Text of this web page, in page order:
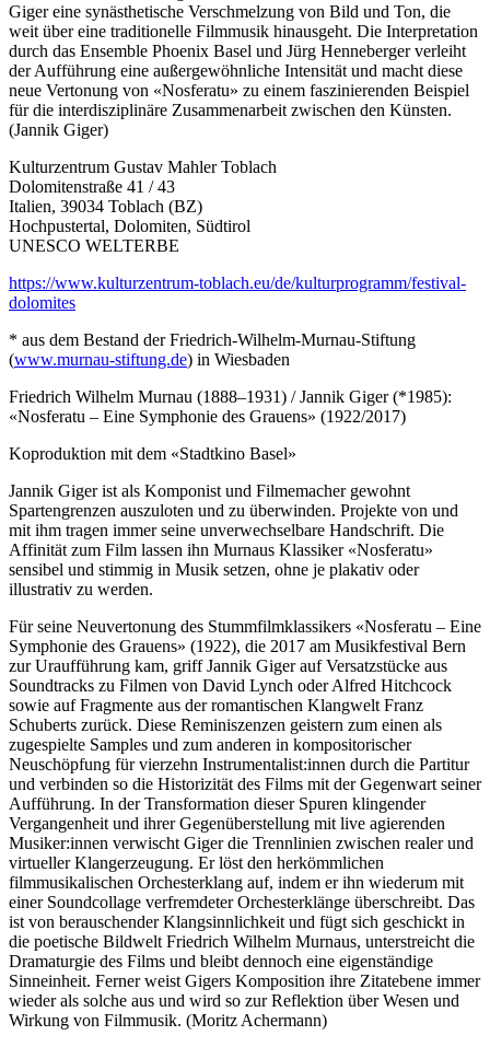
Giger eine synästhetische Verschmelzung von Bild und Ton, die
weit über eine traditionelle Filmmusik hinausgeht. Die Interpretation
durch das Ensemble Phoenix Basel und Jürg Henneberger verleiht
der Aufführung eine außergewöhnliche Intensität und macht diese
neue Vertonung von «Nosferatu» zu einem faszinierenden Beispiel
für die interdisziplinäre Zusammenarbeit zwischen den Künsten.
(Jannik Giger)
Kulturzentrum Gustav Mahler Toblach
Dolomitenstraße 41 / 43
Italien, 39034 Toblach (BZ)
Hochpustertal, Dolomiten, Südtirol
UNESCO WELTERBE
https://www.kulturzentrum-toblach.eu/de/kulturprogramm/festival-
dolomites
* aus dem Bestand der Friedrich-Wilhelm-Murnau-Stiftung
(www.murnau-stiftung.de) in Wiesbaden
Friedrich Wilhelm Murnau (1888–1931) / Jannik Giger (*1985):
«Nosferatu – Eine Symphonie des Grauens» (1922/2017)
Koproduktion mit dem «Stadtkino Basel»
Jannik Giger ist als Komponist und Filmemacher gewohnt
Spartengrenzen auszuloten und zu überwinden. Projekte von und
mit ihm tragen immer seine unverwechselbare Handschrift. Die
Affinität zum Film lassen ihn Murnaus Klassiker «Nosferatu»
sensibel und stimmig in Musik setzen, ohne je plakativ oder
illustrativ zu werden.
Für seine Neuvertonung des Stummfilmklassikers «Nosferatu – Eine
Symphonie des Grauens» (1922), die 2017 am Musikfestival Bern
zur Uraufführung kam, griff Jannik Giger auf Versatzstücke aus
Soundtracks zu Filmen von David Lynch oder Alfred Hitchcock
sowie auf Fragmente aus der romantischen Klangwelt Franz
Schuberts zurück. Diese Reminiszenzen geistern zum einen als
zugespielte Samples und zum anderen in kompositorischer
Neuschöpfung für vierzehn Instrumentalist:innen durch die Partitur
und verbinden so die Historizität des Films mit der Gegenwart seiner
Aufführung. In der Transformation dieser Spuren klingender
Vergangenheit und ihrer Gegenüberstellung mit live agierenden
Musiker:innen verwischt Giger die Trennlinien zwischen realer und
virtueller Klangerzeugung. Er löst den herkömmlichen
filmmusikalischen Orchesterklang auf, indem er ihn wiederum mit
einer Soundcollage verfremdeter Orchesterklänge überschreibt. Das
ist von berauschender Klangsinnlichkeit und fügt sich geschickt in
die poetische Bildwelt Friedrich Wilhelm Murnaus, unterstreicht die
Dramaturgie des Films und bleibt dennoch eine eigenständige
Sinneinheit. Ferner weist Gigers Komposition ihre Zitatebene immer
wieder als solche aus und wird so zur Reflektion über Wesen und
Wirkung von Filmmusik. (Moritz Achermann)